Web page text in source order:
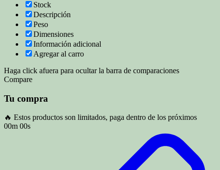
Stock
Descripción
Peso
Dimensiones
Información adicional
Agregar al carro
Haga click afuera para ocultar la barra de comparaciones
Compare
Tu compra
🔥 Estos productos son limitados, paga dentro de los próximos
00m 00s